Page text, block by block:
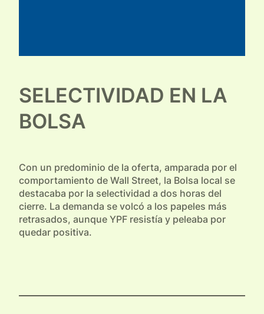
SELECTIVIDAD EN LA
BOLSA
Con un predominio de la oferta, amparada por el
comportamiento de Wall Street, la Bolsa local se
destacaba por la selectividad a dos horas del
cierre. La demanda se volcó a los papeles más
retrasados, aunque YPF resistía y peleaba por
quedar positiva.